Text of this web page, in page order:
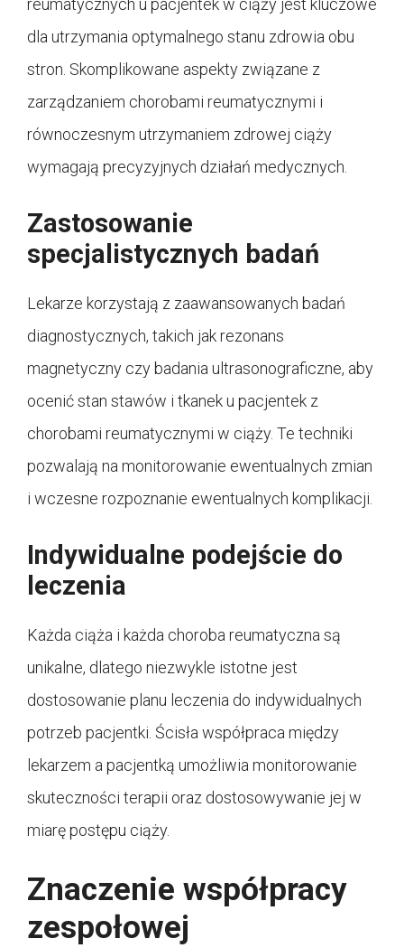
dla utrzymania optymalnego stanu zdrowia obu
stron. Skomplikowane aspekty związane z
zarządzaniem chorobami reumatycznymi i
równoczesnym utrzymaniem zdrowej ciąży
wymagają precyzyjnych działań medycznych.
Zastosowanie
specjalistycznych badań
Lekarze korzystają z zaawansowanych badań
diagnostycznych, takich jak rezonans
magnetyczny czy badania ultrasonograficzne, aby
ocenić stan stawów i tkanek u pacjentek z
chorobami reumatycznymi w ciąży. Te techniki
pozwalają na monitorowanie ewentualnych zmian
i wczesne rozpoznanie ewentualnych komplikacji.
Indywidualne podejście do
leczenia
Każda ciąża i każda choroba reumatyczna są
unikalne, dlatego niezwykle istotne jest
dostosowanie planu leczenia do indywidualnych
potrzeb pacjentki. Ścisła współpraca między
lekarzem a pacjentką umożliwia monitorowanie
skuteczności terapii oraz dostosowywanie jej w
miarę postępu ciąży.
Znaczenie współpracy
zespołowej